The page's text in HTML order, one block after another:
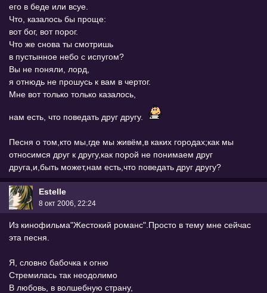
его в беде или всуе.
Что, казалось бы проще:
вот бог, вот порог.
Что же снова ты смотришь
в пустынное небо с испугом?
Вы не поняли, лорд,
я отнюдь не прошусь к вам в чертог.
Мне вот только только казалось,
нам есть, что поведать друг другу.
Песня о том,кто мы,где мы живём,в каких городах;как мы
относимся друг к другу,как порой не понимаем друг
друга,и,быть может,нам есть,что поведать друг другу?
Estelle
8 окт 2006, 22:24
Из кинофильма"Жестокий романс".Просто в тему мне сейчас
эта песня.
Я, словно бабочка к огню
Стремилась так неодолимо
В любовь, в волшебную страну,